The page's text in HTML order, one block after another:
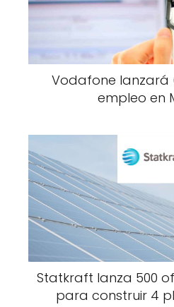
Vodafone lanzará
empleo en
Statkraft lanza 500
para construir 4